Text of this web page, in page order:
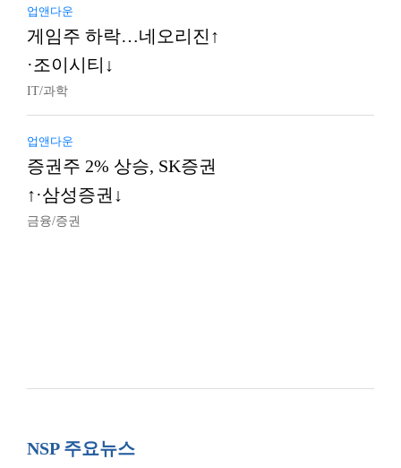
업앤다운
게임주 하락…네오리진↑
·조이시티↓
IT/과학
업앤다운
증권주 2% 상승, SK증권
↑·삼성증권↓
금융/증권
NSP 주요뉴스